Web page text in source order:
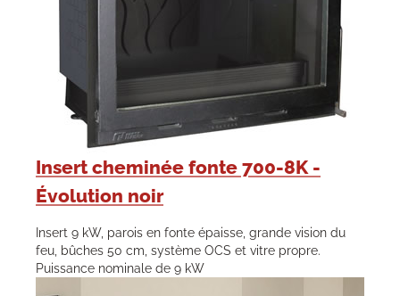
Insert cheminée fonte 700-8K -
Évolution noir
Insert 9 kW, parois en fonte épaisse, grande vision du
feu, bûches 50 cm, système OCS et vitre propre.
Puissance nominale de 9 kW